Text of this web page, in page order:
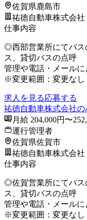
佐賀県鹿島市
祐徳自動車株式会社
仕事内容
◎西部営業所にてバ
ス、貸切バスの点呼
管理や電話・メール
※変更範囲：変更な
求人を見る応募する
祐徳自動車株式会社の
月給 204,000円〜
運行管理者
佐賀県佐賀市
祐徳自動車株式会社
仕事内容
◎佐賀営業所にてバ
ス、貸切バスの点呼
管理や電話・メール
※変更範囲：変